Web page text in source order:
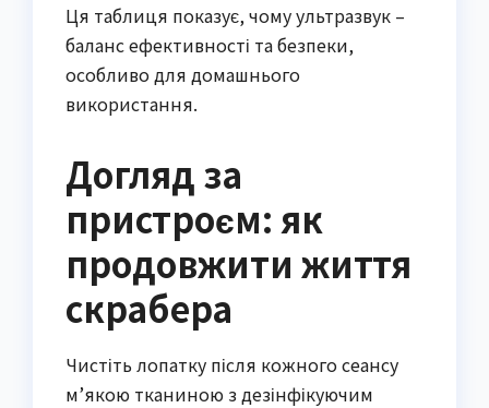
Ця таблиця показує, чому ультразвук –
баланс ефективності та безпеки,
особливо для домашнього
використання.
Догляд за
пристроєм: як
продовжити життя
скрабера
Чистіть лопатку після кожного сеансу
м’якою тканиною з дезінфікуючим